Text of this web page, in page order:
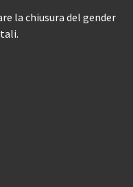
la chiusura del gender